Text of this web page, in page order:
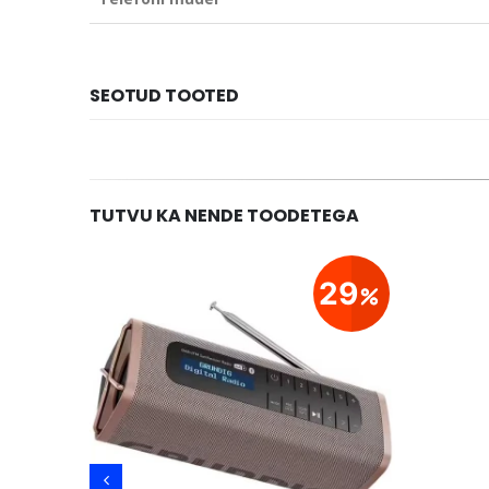
SEOTUD TOOTED
TUTVU KA NENDE TOODETEGA
29